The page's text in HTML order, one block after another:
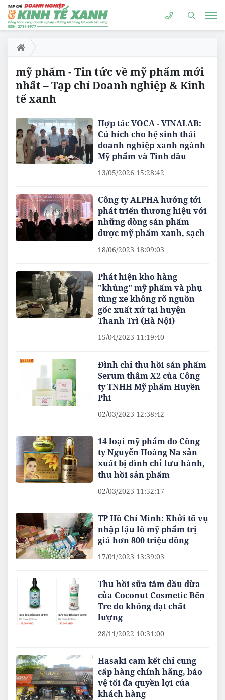
mỹ phẩm - Tin tức về mỹ phẩm mới
nhất – Tạp chí Doanh nghiệp & Kinh
tế xanh
Hợp tác VOCA - VINALAB:
Cú hích cho hệ sinh thái
doanh nghiệp xanh ngành
Mỹ phẩm và Tinh dầu
13/05/2026 15:28:42
Công ty ALPHA hướng tới
phát triển thương hiệu với
những dòng sản phẩm
dược mỹ phẩm xanh, sạch
18/06/2023 18:09:03
Phát hiện kho hàng
"khủng" mỹ phẩm và phụ
tùng xe không rõ nguồn
gốc xuất xứ tại huyện
Thanh Trì (Hà Nội)
15/04/2023 11:19:40
Đình chỉ thu hồi sản phẩm
Serum thâm X2 của Công
ty TNHH Mỹ phẩm Huyền
Phi
02/03/2023 12:38:42
14 loại mỹ phẩm do Công
ty Nguyễn Hoàng Na sản
xuất bị đình chỉ lưu hành,
thu hồi sản phẩm
02/03/2023 11:52:17
TP Hồ Chí Minh: Khởi tố vụ
nhập lậu lô mỹ phẩm trị
giá hơn 800 triệu đồng
17/01/2023 13:39:03
Thu hồi sữa tắm dầu dừa
của Coconut Cosmetic Bến
Tre do không đạt chất
lượng
28/11/2022 10:31:00
Hasaki cam kết chỉ cung
cấp hàng chính hãng, bảo
vệ tối đa quyền lợi của
khách hàng